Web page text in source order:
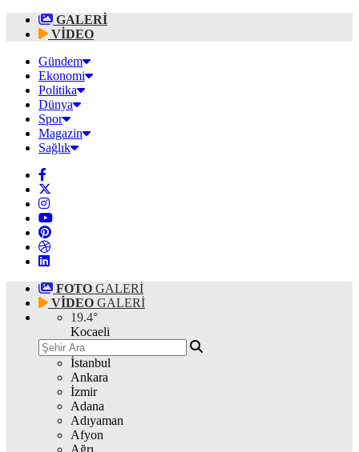
GALERİ
VİDEO
Gündem
Ekonomi
Politika
Dünya
Spor
Magazin
Sağlık
FOTO GALERİ
VİDEO GALERİ
19.4°
Kocaeli
İstanbul
Ankara
İzmir
Adana
Adıyaman
Afyon
Ağrı